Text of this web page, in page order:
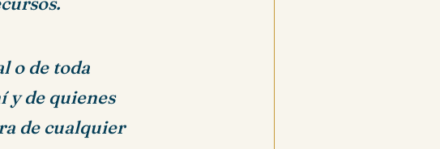
o de toda
y de quienes
de cualquier